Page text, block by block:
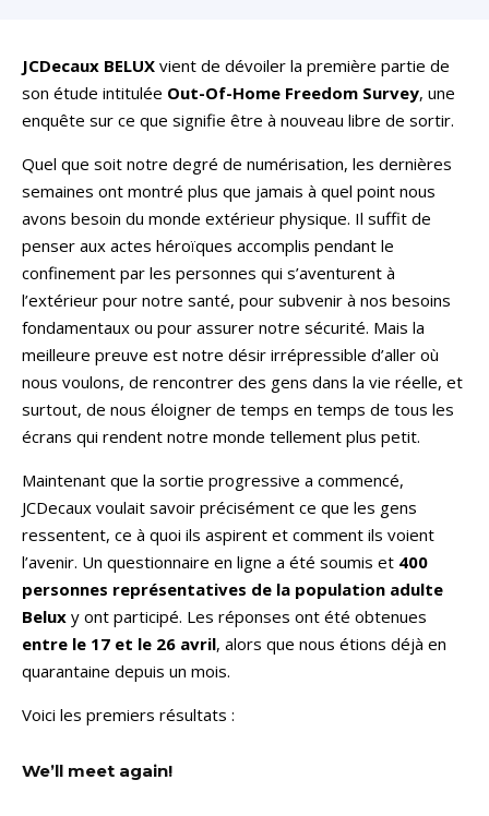
JCDecaux BELUX vient de dévoiler la première partie de
son étude intitulée Out-Of-Home Freedom Survey, une
enquête sur ce que signifie être à nouveau libre de sortir.
Quel que soit notre degré de numérisation, les dernières
semaines ont montré plus que jamais à quel point nous
avons besoin du monde extérieur physique. Il suffit de
penser aux actes héroïques accomplis pendant le
confinement par les personnes qui s’aventurent à
l’extérieur pour notre santé, pour subvenir à nos besoins
fondamentaux ou pour assurer notre sécurité. Mais la
meilleure preuve est notre désir irrépressible d’aller où
nous voulons, de rencontrer des gens dans la vie réelle, et
surtout, de nous éloigner de temps en temps de tous les
écrans qui rendent notre monde tellement plus petit.
Maintenant que la sortie progressive a commencé,
JCDecaux voulait savoir précisément ce que les gens
ressentent, ce à quoi ils aspirent et comment ils voient
l’avenir. Un questionnaire en ligne a été soumis et 400
personnes représentatives de la population adulte
Belux y ont participé. Les réponses ont été obtenues
entre le 17 et le 26 avril, alors que nous étions déjà en
quarantaine depuis un mois.
Voici les premiers résultats :
We’ll meet again!